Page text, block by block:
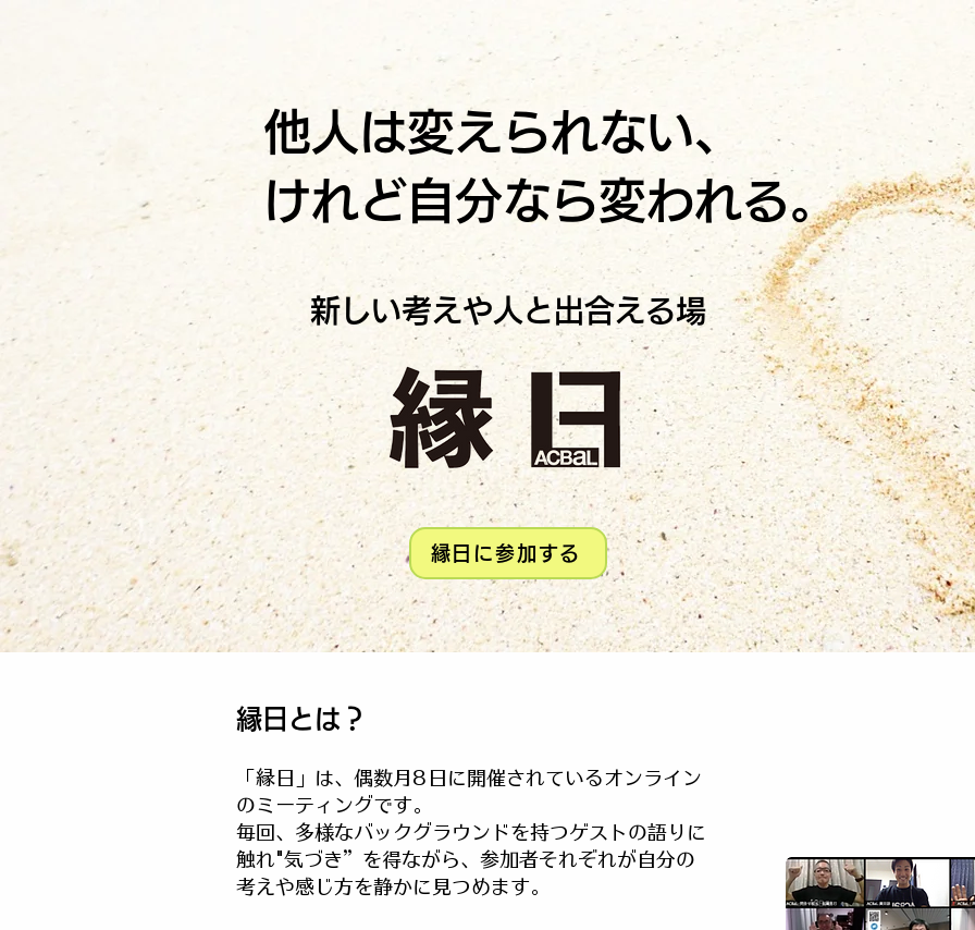
他人は変えられない、
けれど自分なら変われる。
新しい考えや人と出合える場
縁日に参加する
縁日とは？
「縁日」は、偶数月8日に開催されているオンライン
のミーティングです。
毎回、多様なバックグラウンドを持つゲストの語りに
触れ"気づき”を得ながら、参加者それぞれが自分の
考えや感じ方を静かに見つめます。